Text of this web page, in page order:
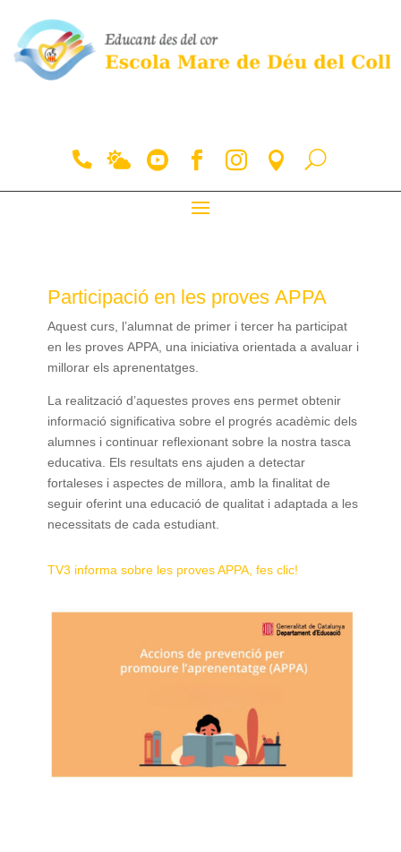
Participació en les proves APPA
Aquest curs, l’alumnat de primer i tercer ha participat
en les proves APPA, una iniciativa orientada a avaluar i
millorar els aprenentatges.
La realització d’aquestes proves ens permet obtenir
informació significativa sobre el progrés acadèmic dels
alumnes i continuar reflexionant sobre la nostra tasca
educativa. Els resultats ens ajuden a detectar
fortaleses i aspectes de millora, amb la finalitat de
seguir oferint una educació de qualitat i adaptada a les
necessitats de cada estudiant.
TV3 informa sobre les proves APPA, fes clic!